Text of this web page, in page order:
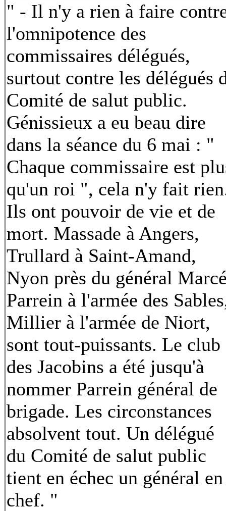
" - Il n'y a rien à faire
l'omnipotence des
commissaires délégués,
surtout contre les délégués
Comité de salut public.
Génissieux a eu beau dire
dans la séance du 6 mai : "
Chaque commissaire est
qu'un roi ", cela n'y fait
Ils ont pouvoir de vie et de
mort. Massade à Angers,
Trullard à Saint-Amand,
Nyon près du général
Parrein à l'armée des
Millier à l'armée de Niort,
sont tout-puissants. Le club
des Jacobins a été jusqu'à
nommer Parrein général de
brigade. Les circonstances
absolvent tout. Un délégué
du Comité de salut public
tient en échec un général en
chef. "